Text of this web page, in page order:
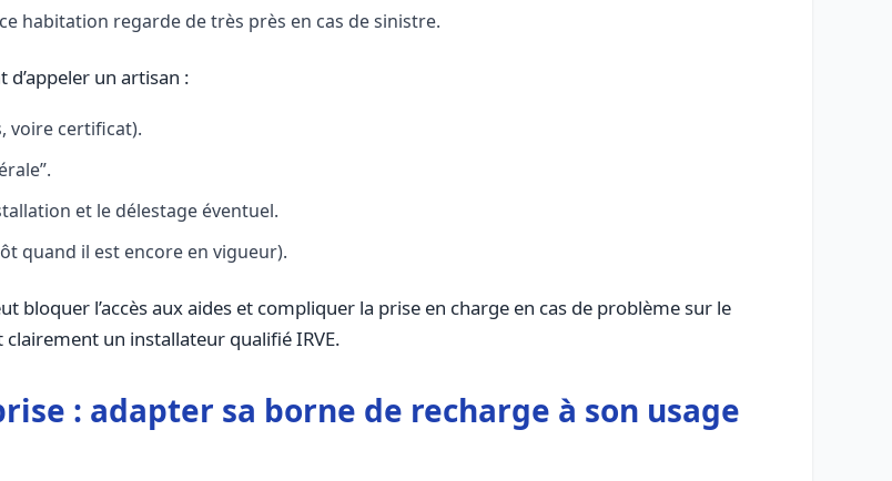
habitation regarde de très près en cas de sinistre.
d’appeler un artisan :
voire certificat).
et le délestage éventuel.
quand il est encore en vigueur).
bloquer l’accès aux aides et compliquer la prise en charge en cas de problème sur le
un installateur qualifié IRVE.
: adapter sa borne de recharge à son usage